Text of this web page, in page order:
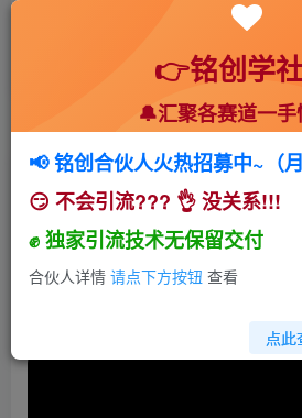
首页 🍻会员专享 🆓网创项目 正文
小红书暴力音乐号，无脑搞流
入5000+
小助手
👉铭创学
🔔汇聚各赛道一
📢 铭创合伙人火热招募中~（
😏 不会引流??? 👌 没关系!!!
✊ 独家引流技术无保留交付
合伙人详情 请点下方按钮 查看
点